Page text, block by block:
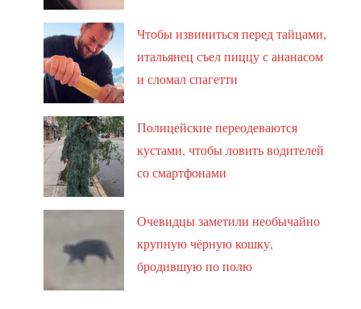
Чтобы извиниться перед тайцами,
итальянец съел пиццу с ананасом
и сломал спагетти
Полицейские переодеваются
кустами, чтобы ловить водителей
со смартфонами
Очевидцы заметили необычайно
крупную чёрную кошку,
бродившую по полю